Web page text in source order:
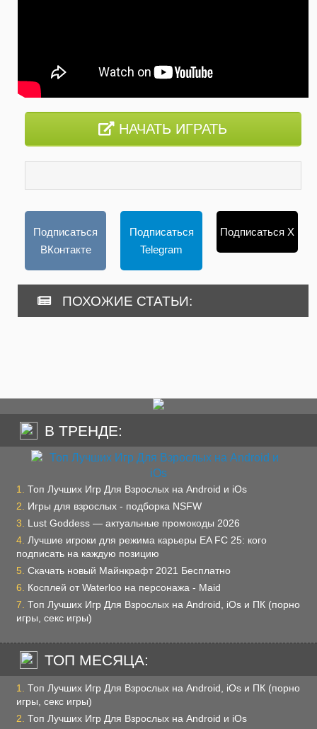
НАЧАТЬ ИГРАТЬ
Подписаться
ВКонтакте
Подписаться
Telegram
Подписаться X
ПОХОЖИЕ СТАТЬИ:
В ТРЕНДЕ:
Топ Лучших Игр Для Взрослых на Android и iOs
Игры для взрослых - подборка NSFW
Lust Goddess — актуальные промокоды 2026
Лучшие игроки для режима карьеры EA FC 25: кого
подписать на каждую позицию
Скачать новый Майнкрафт 2021 Бесплатно
Косплей от Waterloo на персонажа - Maid
Топ Лучших Игр Для Взрослых на Android, iOs и ПК (порно
игры, секс игры)
ТОП МЕСЯЦА:
Топ Лучших Игр Для Взрослых на Android, iOs и ПК (порно
игры, секс игры)
Топ Лучших Игр Для Взрослых на Android и iOs